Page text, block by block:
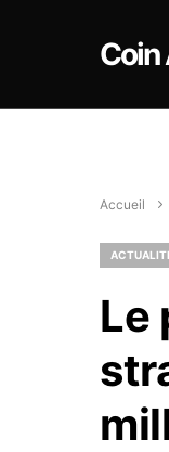
Coin
Accueil
Le